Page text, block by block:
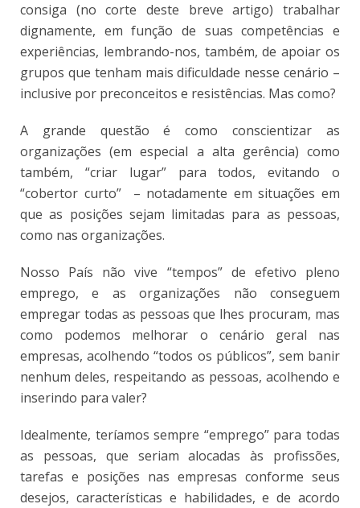
consiga (no corte deste breve artigo) trabalhar
dignamente, em função de suas competências e
experiências, lembrando-nos, também, de apoiar os
grupos que tenham mais dificuldade nesse cenário –
inclusive por preconceitos e resistências. Mas como?
A grande questão é como conscientizar as
organizações (em especial a alta gerência) como
também, “criar lugar” para todos, evitando o
“cobertor curto” – notadamente em situações em
que as posições sejam limitadas para as pessoas,
como nas organizações.
Nosso País não vive “tempos” de efetivo pleno
emprego, e as organizações não conseguem
empregar todas as pessoas que lhes procuram, mas
como podemos melhorar o cenário geral nas
empresas, acolhendo “todos os públicos”, sem banir
nenhum deles, respeitando as pessoas, acolhendo e
inserindo para valer?
Idealmente, teríamos sempre “emprego” para todas
as pessoas, que seriam alocadas às profissões,
tarefas e posições nas empresas conforme seus
desejos, características e habilidades, e de acordo